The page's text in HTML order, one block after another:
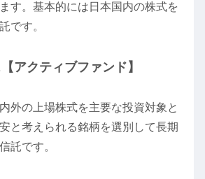
す。基本的には日本国内の株式を
です。
アクティブファンド】
外の上場株式を主要な投資対象と
と考えられる銘柄を選別して長期
託です。